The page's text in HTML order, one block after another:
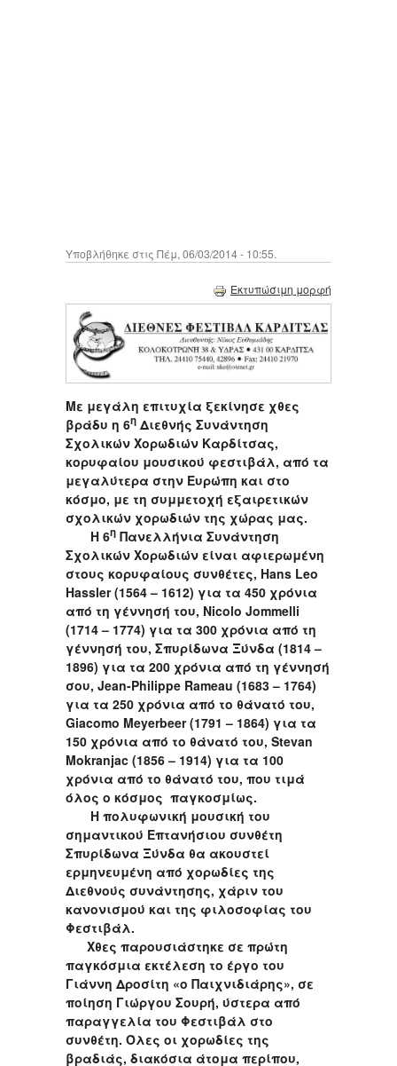
Υποβλήθηκε στις Πέμ, 06/03/2014 - 10:55.
Εκτυπώσιμη μορφή
Με μεγάλη επιτυχία ξεκίνησε χθες
βράδυ η 6η Διεθνής Συνάντηση
Σχολικών Χορωδιών Καρδίτσας,
κορυφαίου μουσικού φεστιβάλ, από τα
μεγαλύτερα στην Ευρώπη και στο
κόσμο, με τη συμμετοχή εξαιρετικών
σχολικών χορωδιών της χώρας μας.
Η 6η Πανελλήνια Συνάντηση
Σχολικών Χορωδιών είναι αφιερωμένη
στους κορυφαίους συνθέτες, Hans Leo
Hassler(1564 – 1612) για τα 450 χρόνια
από τη γέννησή του, Nicolo Jommelli
(1714 – 1774) για τα 300 χρόνια από τη
γέννησή του, Σπυρίδωνα Ξύνδα (1814 –
1896) για τα 200 χρόνια από τη γέννησή
σου, Jean-Philippe Rameau (1683 – 1764)
για τα 250 χρόνια από το θάνατό του,
Giacomo Meyerbeer(1791 – 1864) για τα
150 χρόνια από το θάνατό του, Stevan
Mokranjac (1856 – 1914) για τα 100
χρόνια από το θάνατό του, που τιμά
όλος ο κόσμος παγκοσμίως.
Η πολυφωνική μουσική του
σημαντικού Επτανήσιου συνθέτη
Σπυρίδωνα Ξύνδα θα ακουστεί
ερμηνευμένη από χορωδίες της
Διεθνούς συνάντησης, χάριν του
κανονισμού και της φιλοσοφίας του
Φεστιβάλ.
Χθες παρουσιάστηκε σε πρώτη
παγκόσμια εκτέλεση το έργο του
Γιάννη Δροσίτη «ο Παιχνιδιάρης», σε
ποίηση Γιώργου Σουρή, ύστερα από
παραγγελία του Φεστιβάλ στο
συνθέτη. Όλες οι χορωδίες της
βραδιάς, διακόσια άτομα περίπου,